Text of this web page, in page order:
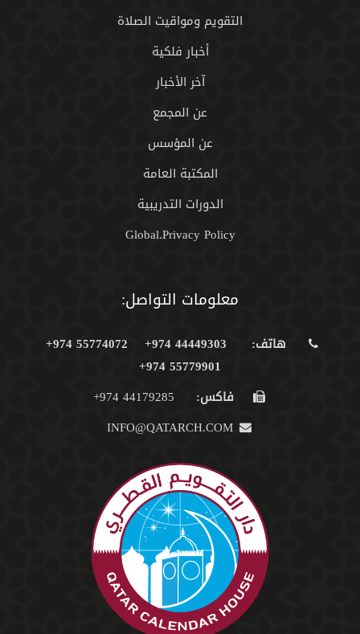
التقويم ومواقيت الصلاة
أخبار فلكية
آخر الأخبار
عن المجمع
عن المؤسس
المكتبة العامة
الدورات التدريبية
Global.Privacy Policy
معلومات التواصل:
هاتف: 44449303 974+
55774072 974+
55779901 974+
فاكس: